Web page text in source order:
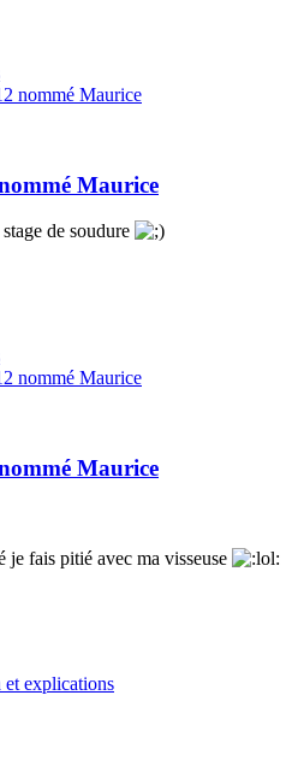
nommé Maurice
Maurice
de soudure
nommé Maurice
Maurice
fais pitié avec ma visseuse
et explications